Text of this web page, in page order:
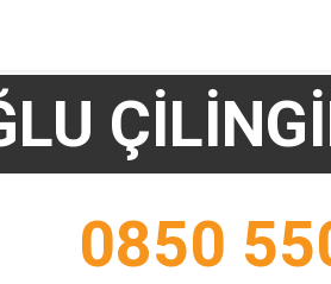
0850